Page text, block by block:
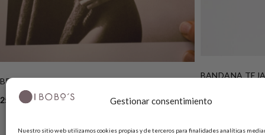
Gestionar consentimiento
Nuestro sitio web utilizamos cookies propias y de terceros para finalidades analíticas
BROCHE CUORE
25,00€
BANDANA TEJA